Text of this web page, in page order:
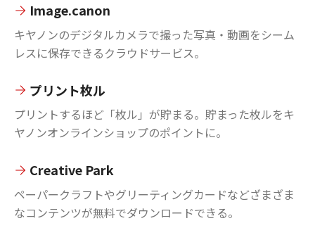
Image.canon
キヤノンのデジタルカメラで撮った写真・動画をシーム
レスに保存できるクラウドサービス。
プリント枚ル
プリントするほど「枚ル」が貯まる。貯まった枚ルをキ
ヤノンオンラインショップのポイントに。
Creative Park
ペーパークラフトやグリーティングカードなどざまざま
なコンテンツが無料でダウンロードできる。